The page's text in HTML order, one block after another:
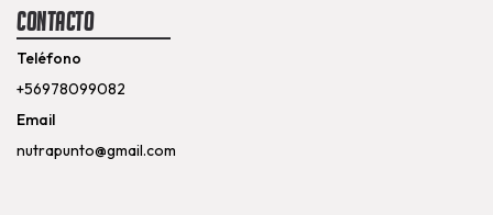
Contacto
Teléfono
+56978099082
Email
nutrapunto@gmail.com